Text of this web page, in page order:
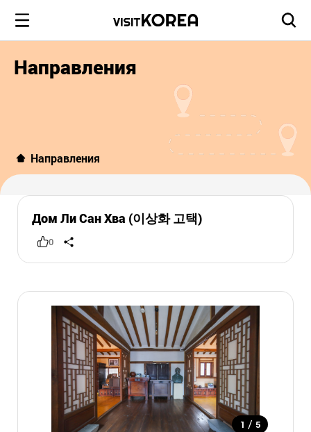
Направления
Направления
Дом Ли Сан Хва (이상화 고택)
0
1 / 5